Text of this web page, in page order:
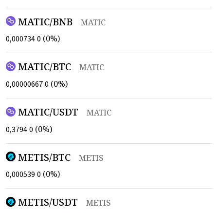
MATIC/BNB
MATIC
0,0007340 (0%)
MATIC/BTC
MATIC
0,000006670 (0%)
MATIC/USDT
MATIC
0,37940 (0%)
METIS/BTC
METIS
0,000539 0 (0%)
METIS/USDT
METIS